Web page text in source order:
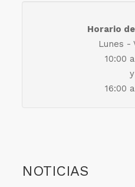
Horario
Lunes -
10:00
y
16:00
NOTICIAS